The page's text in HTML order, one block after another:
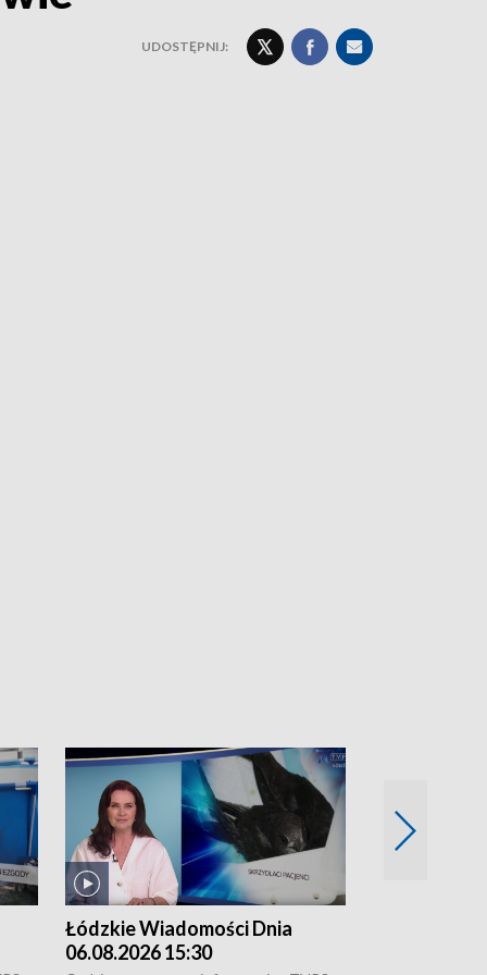
UDOSTĘPNIJ:
Łódzkie Wiadomości Dnia
06.08.2026 15:30